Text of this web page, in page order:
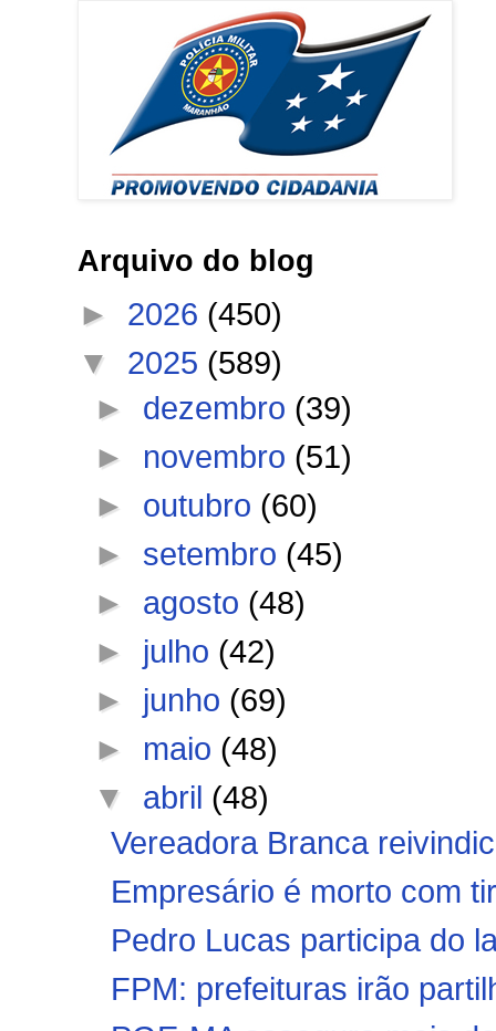
Arquivo do blog
► 2026 (450)
▼ 2025 (589)
► dezembro (39)
► novembro (51)
► outubro (60)
► setembro (45)
► agosto (48)
► julho (42)
► junho (69)
► maio (48)
▼ abril (48)
Vereadora Branca
Empresário é morto com
Pedro Lucas participa do
FPM: prefeituras irão